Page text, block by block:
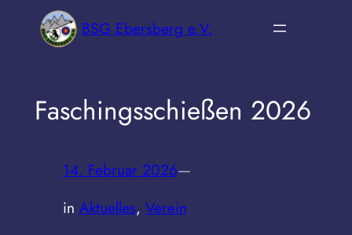
BSG Ebersberg e.V.
Faschingsschießen 2026
14. Februar 2026—
in Aktuelles, Verein